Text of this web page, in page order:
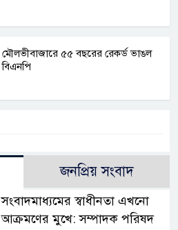
মৌলভীবাজারে ৫৫ বছরের রেকর্ড ভাঙল
বিএনপি
জনপ্রিয় সংবাদ
সংবাদমাধ্যমের স্বাধীনতা এখনো
আক্রমণের মুখে: সম্পাদক পরিষদ